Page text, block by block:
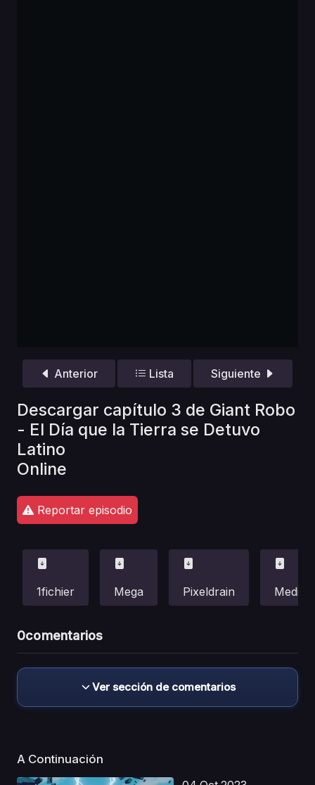
Anterior Lista Siguiente
Descargar capítulo 3 de Giant Robo
- El Día que la Tierra se Detuvo
Latino
Online
Reportar episodio
1fichier Mega Pixeldrain
0comentarios
Ver sección de comentarios
A Continuación